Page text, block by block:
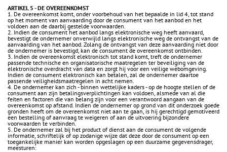
ARTIKEL 5 - DE OVEREENKOMST
1. De overeenkomst komt, onder voorbehoud van het bepaalde in lid 4, tot stand
op het moment van aanvaarding door de consument van het aanbod en het
voldoen aan de daarbij gestelde voorwaarden.
2. Indien de consument het aanbod langs elektronische weg heeft aanvaard,
bevestigt de ondernemer onverwijld langs elektronische weg de ontvangst van de
aanvaarding van het aanbod. Zolang de ontvangst van deze aanvaarding niet door
de ondernemer is bevestigd, kan de consument de overeenkomst ontbinden.
3. Indien de overeenkomst elektronisch tot stand komt, treft de ondernemer
passende technische en organisatorische maatregelen ter beveiliging van de
elektronische overdracht van data en zorgt hij voor een veilige webomgeving.
Indien de consument elektronisch kan betalen, zal de ondernemer daartoe
passende veiligheidsmaatregelen in acht nemen.
4. De ondernemer kan zich - binnen wettelijke kaders - op de hoogte stellen of de
consument aan zijn betalingsverplichtingen kan voldoen, alsmede van al die
feiten en factoren die van belang zijn voor een verantwoord aangaan van de
overeenkomst op afstand. Indien de ondernemer op grond van dit onderzoek goede
gronden heeft om de overeenkomst niet aan te gaan, is hij gerechtigd gemotiveerd
een bestelling of aanvraag te weigeren of aan de uitvoering bijzondere
voorwaarden te verbinden.
5. De ondernemer zal bij het product of dienst aan de consument de volgende
informatie, schriftelijk of op zodanige wijze dat deze door de consument op een
toegankelijke manier kan worden opgeslagen op een duurzame gegevensdrager,
meesturen: